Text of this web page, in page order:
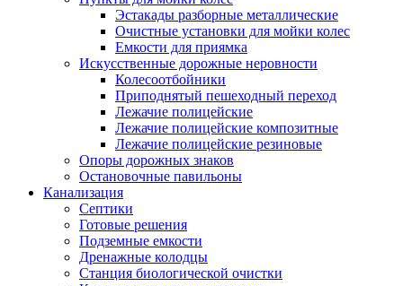
Эстакады разборные металлические
Очистные установки для мойки колес
Емкости для приямка
Искусственные дорожные неровности
Колесоотбойники
Приподнятый пешеходный переход
Лежачие полицейские
Лежачие полицейские композитные
Лежачие полицейские резиновые
Опоры дорожных знаков
Остановочные павильоны
Канализация
Септики
Готовые решения
Подземные емкости
Дренажные колодцы
Станция биологической очистки